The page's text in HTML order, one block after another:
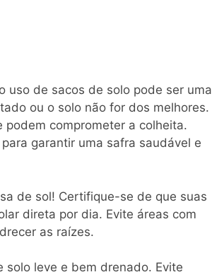
uso de sacos de solo pode ser uma
ou o solo não for dos melhores.
comprometer a colheita.
garantir uma safra saudável e
de sol! Certifique-se de que suas
direta por dia. Evite áreas com
as raízes.
solo leve e bem drenado. Evite